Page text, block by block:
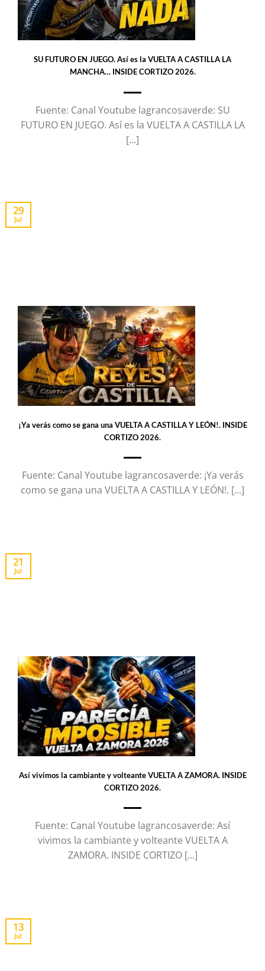
SU FUTURO EN JUEGO. Así es la VUELTA A CASTILLA LA
MANCHA… INSIDE CORTIZO 2026.
Fuente: Canal Youtube lagrancosaverde: SU
FUTURO EN JUEGO. Así es la VUELTA A CASTILLA LA
[...]
¡Ya verás como se gana una VUELTA A CASTILLA Y LEÓN!. INSIDE
CORTIZO 2026.
Fuente: Canal Youtube lagrancosaverde: ¡Ya verás
como se gana una VUELTA A CASTILLA Y LEÓN!. [...]
29
Jul
Así vivimos la cambiante y volteante VUELTA A ZAMORA. INSIDE
CORTIZO 2026.
Fuente: Canal Youtube lagrancosaverde: Así
vivimos la cambiante y volteante VUELTA A
ZAMORA. INSIDE CORTIZO [...]
21
Jul
13
Jul